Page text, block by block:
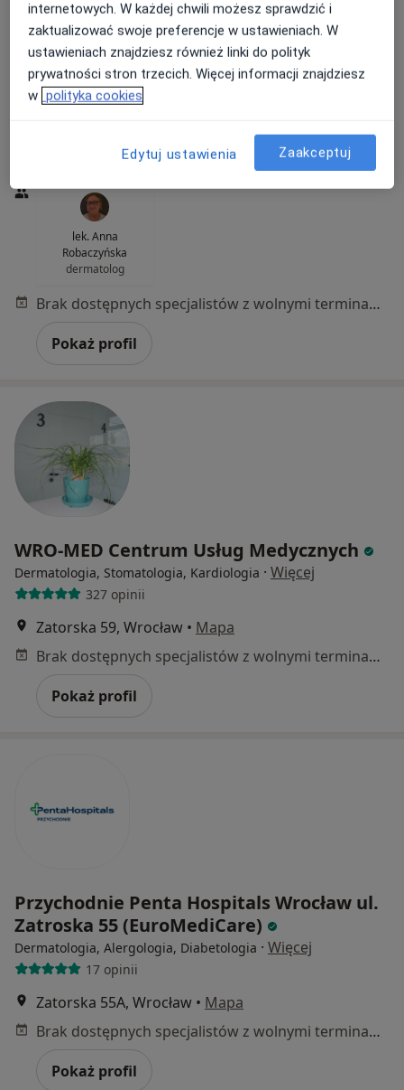
Benamed Centrum Medyczne
Dermatologia, Interna, Hipertensjologia·Więcej
120 opinii
Mapa
Konsultacja dermatologiczna
lek. Anna
Robaczyńska
dermatolog
Brak dostępnych specjalistów z wolnymi terminami w tym centrum medycznym.
Pokaż profil
WRO-MED Centrum Usług Medycznych
Dermatologia, Stomatologia, Kardiologia · Więcej
327 opinii
Zatorska 59, Wrocław • Mapa
Brak dostępnych specjalistów z wolnymi terminami w tym centrum medycznym.
Pokaż profil
Przychodnie Penta Hospitals Wrocław ul.
Zatroska 55 (EuroMediCare)
Dermatologia, Alergologia, Diabetologia · Więcej
17 opinii
Zatorska 55A, Wrocław • Mapa
Brak dostępnych specjalistów z wolnymi terminami w tym centrum medycznym.
Pokaż profil
internetowych. W każdej chwili możesz sprawdzić i
zaktualizować swoje preferencje w ustawieniach. W
ustawieniach znajdziesz również linki do polityk
prywatności stron trzecich. Więcej informacji znajdziesz
w polityka cookies
Edytuj ustawienia Zaakceptuj